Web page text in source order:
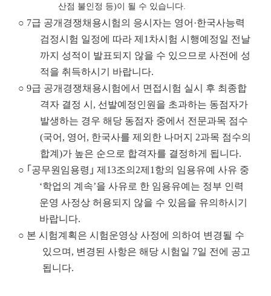
산점 불인정 등)이 될 수 있습니다.
○ 7급 공개경쟁채용시험의 응시자는 영어·한국사능력
검정시험 일정에 따라 제1차시험 시행예정일 전날
까지 성적이 발표되지 않을 수 있으므로 사전에 성
적을 취득하시기 바랍니다.
○ 9급 공개경쟁채용시험에서 면접시험 실시 후 최종합
격자 결정 시, 선발예정인원을 초과하는 동점자가
발생하는 경우 해당 동점자 중에서 전문과목 점수
(국어, 영어, 한국사를 제외한 나머지 2과목 점수의
합계)가 높은 순으로 합격자를 결정하게 됩니다.
○ ｢공무원임용령｣ 제13조의2제1항의 임용유예 사유 중
‘학업의 계속’을 사유로 한 임용유예는 정부 인력
운영 사정상 허용되지 않을 수 있음을 유의하시기
바랍니다.
○ 본 시험계획은 시험운영상 사정에 의하여 변경될 수
있으며, 변경된 사항은 해당 시험일 7일 전에 공고
됩니다.